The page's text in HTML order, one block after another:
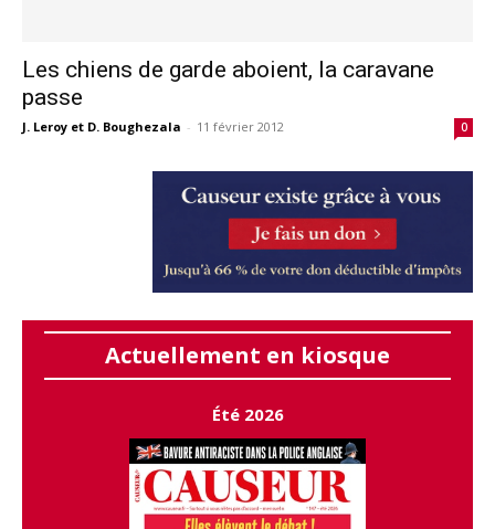
Les chiens de garde aboient, la caravane
passe
J. Leroy et D. Boughezala - 11 février 2012 0
Actuellement en kiosque
Été 2026